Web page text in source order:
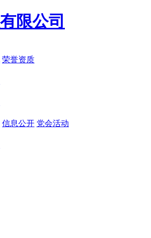
荣誉资质
信息公开 党会活动